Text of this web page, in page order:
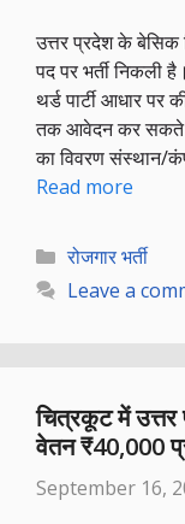
उत्तर प्रदेश के
पद पर भर्ती निकली
थर्ड पार्टी आधार पर
तक आवेदन कर सकते
का विवरण संस्थान/
Read more
Categories
रोजगार भर्ती
Leave a
चित्रकूट में उत्तर
वेतन ₹40,000
September 16,